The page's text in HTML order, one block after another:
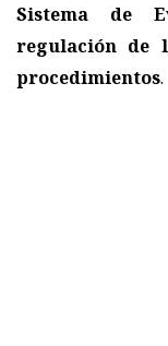
Sistema de
regulación de
procedimientos.